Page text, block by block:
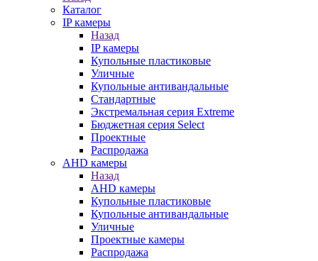
Каталог
IP камеры
Назад
IP камеры
Купольные пластиковые
Уличные
Купольные антивандальные
Стандартные
Экстремальная серия Extreme
Бюджетная серия Select
Проектные
Распродажа
AHD камеры
Назад
AHD камеры
Купольные пластиковые
Купольные антивандальные
Уличные
Проектные камеры
Распродажа